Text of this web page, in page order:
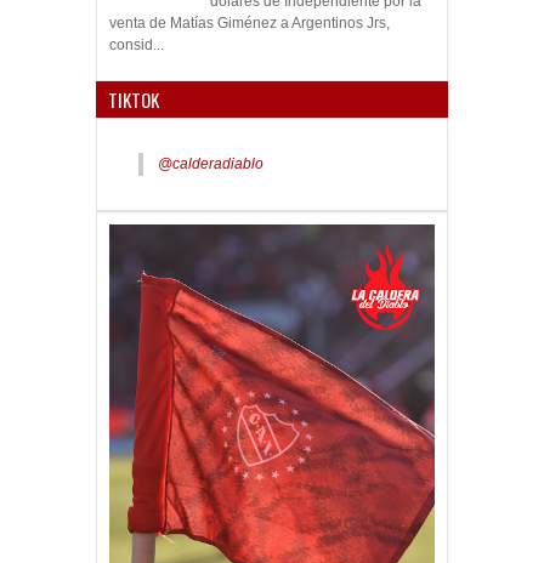
venta de Matías Giménez a Argentinos Jrs,
consid...
TIKTOK
@calderadiablo